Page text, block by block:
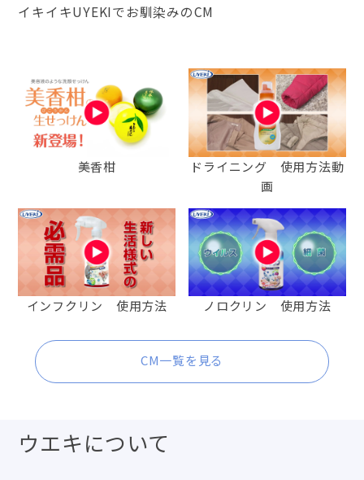
イキイキUYEKIでお馴染みのCM
美香柑
ドライニング 使用方法動
画
インフクリン 使用方法 ノロクリン 使用方法
CM一覧を見る
ウエキについて